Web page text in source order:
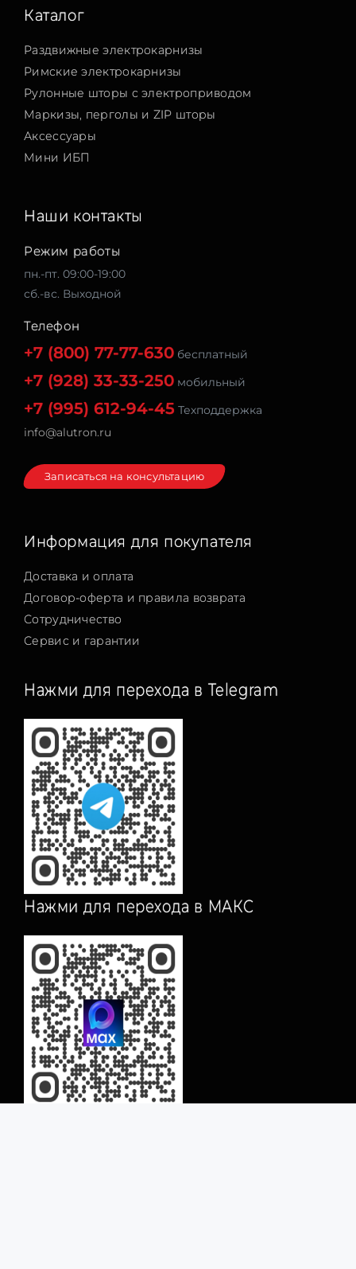
Каталог
Раздвижные электрокарнизы
Римские электрокарнизы
Рулонные шторы с электроприводом
Маркизы, перголы и ZIP шторы
Аксессуары
Мини ИБП
Наши контакты
Режим работы
пн.-пт. 09:00-19:00
сб.-вс. Выходной
Телефон
+7 (800) 77-77-630 бесплатный
+7 (928) 33-33-250 мобильный
+7 (995) 612-94-45 Техподдержка
info@alutron.ru
Записаться на консультацию
Информация для покупателя
Доставка и оплата
Договор-оферта и правила возврата
Сотрудничество
Сервис и гарантии
Нажми для перехода в Telegram
Нажми для перехода в МАКС